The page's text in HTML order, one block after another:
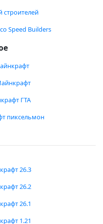
строителей
Speed Builders
ГТА
пиксельмон
26.3
26.2
26.1
1.21